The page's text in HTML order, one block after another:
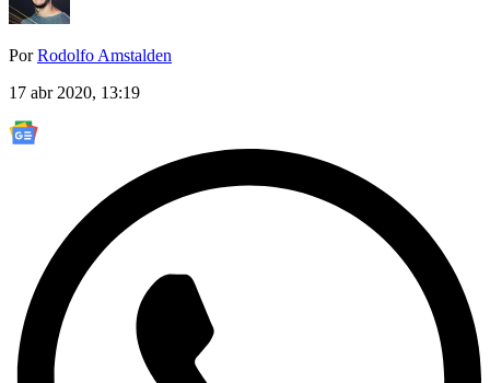
PorRodolfo Amstalden
17 abr 2020, 13:19